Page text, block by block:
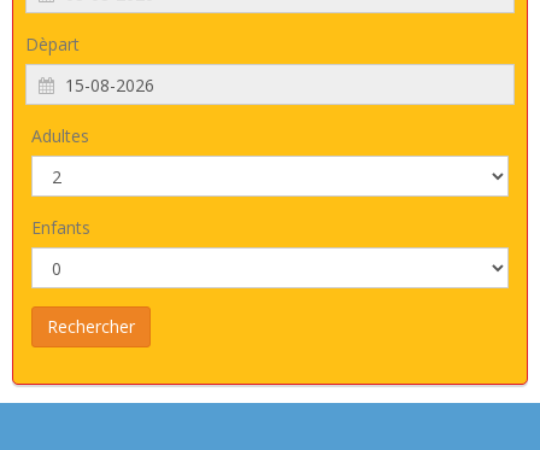
Dèpart
Adultes
Enfants